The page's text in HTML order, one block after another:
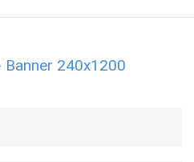
240x1200